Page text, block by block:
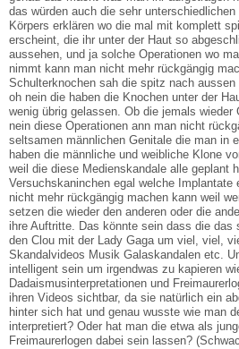
das würden auch die sehr
Körpers erklären wo die mal mit komplett
erscheint, die ihr unter der Haut so
aussehen, und ja solche Operationen wo
nimmt kann man nicht mehr rückgängig
Schulterknochen sah die spitz nach
oh nein die haben die Knochen unter der
wenig übrig gelassen. Ob die jemals wieder
nein diese Operationen ann man nicht
seltsamen männlichen Genitale die man in
haben die männliche und weibliche Klone
weil die diese Medienskandale alle geplant
Versuchskaninchen egal welche Implantate
nicht mehr rückgängig machen kann weil
setzen die wieder den anderen oder die
ihre Auftritte. Das könnte sein dass die das
den Clou mit der Lady Gaga um viel, viel,
Skandalvideos Musik Galaskandalen etc.
intelligent sein um irgendwas zu kapieren
Dadaismusinterpretationen und
ihren Videos sichtbar, da sie natürlich ein
hinter sich hat und genau wusste wie man
interpretiert? Oder hat man die etwa als
Freimaurerlogen dabei sein lassen?